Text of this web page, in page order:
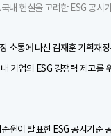
내 현실을 고려한 ESG 공시
소통에 나선 김재훈 기획재
기업의 ESG 경쟁력 제고를
원이 발표한 ESG 공시기준